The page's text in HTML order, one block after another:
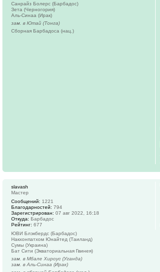
Санрайз Болерс (Барбадос)
Зета (Черногория)
Аль-Синаа (Ирак)
зам. в Ютай (Тонга)
Сборная Барбадоса (нац.)
slavash
Мастер
Сообщений: 1221
Благодарностей: 794
Зарегистрирован: 07 авг 2022, 16:18
Откуда: Барбадос
Рейтинг: 677
ЮВИ Блэкбердс (Барбадос)
Накхонпатхом Юнайтед (Таиланд)
Сумы (Украина)
Бат Сити (Экваториальная Гвинея)
зам. в Мбале Хироус (Уганда)
зам. в Аль-Синаа (Ирак)